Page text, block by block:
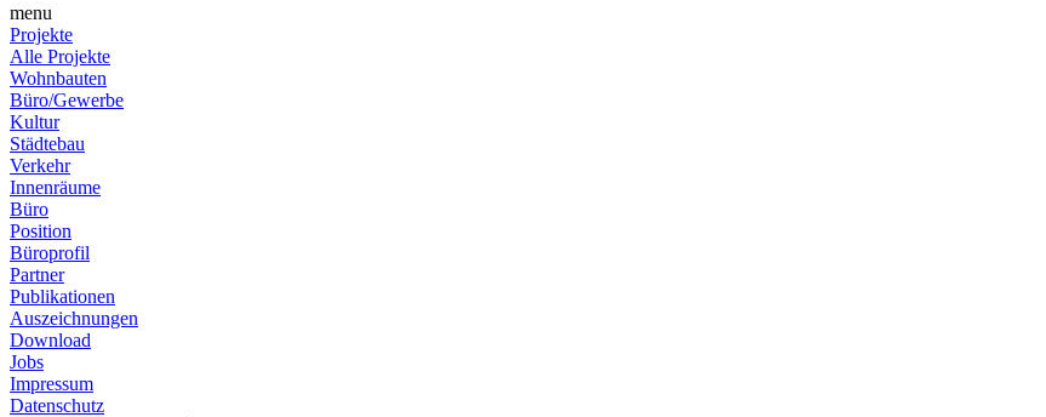
menu
Projekte
Alle Projekte
Wohnbauten
Büro/Gewerbe
Kultur
Städtebau
Verkehr
Innenräume
Büro
Position
Büroprofil
Partner
Publikationen
Auszeichnungen
Download
Jobs
Impressum
Datenschutz